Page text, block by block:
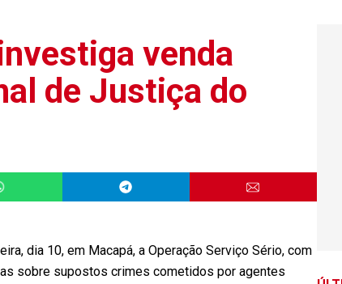
venda
de Justiça do
dia 10, em Macapá, a Operação Serviço Sério, com
sobre supostos crimes cometidos por agentes